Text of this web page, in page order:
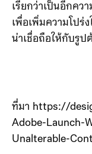
เรียกว่าเป็นอีกคว
เพื่อเพิ่มความโปร่
น่าเชื่อถือให้กับรูป
ที่มา https://
Adobe-Launch-
Unalterable-